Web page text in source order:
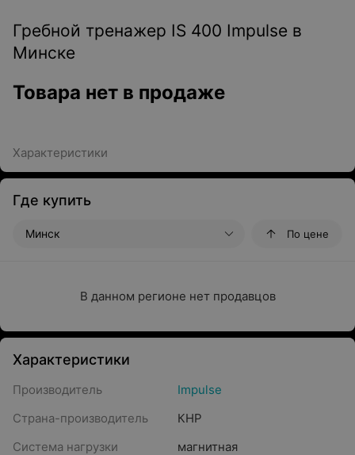
Гребной тренажер IS 400 Impulse в
Минске
Товара нет в продаже
Характеристики
Где купить
Минск По цене
В данном регионе нет продавцов
Характеристики
Производитель
Impulse
Страна-производитель
КНР
Система нагрузки
магнитная